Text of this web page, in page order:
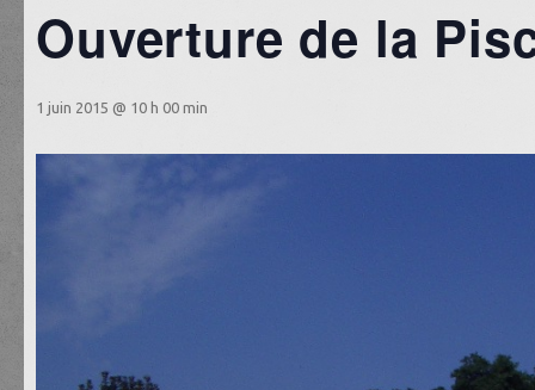
Ouverture de la
1 juin 2015 @ 10 h 00 min